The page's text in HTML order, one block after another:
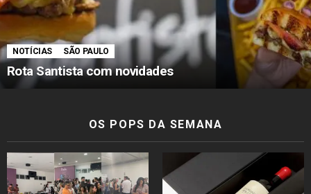
NOTÍCIAS SÃO PAULO
Rota Santista com novidades
OS POPS DA SEMANA